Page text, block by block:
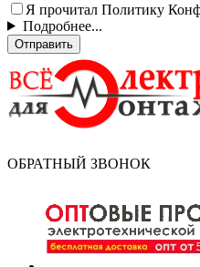
Я прочитал Политику
Подробнее...
Отправить
ОБРАТНЫЙ ЗВОНОК